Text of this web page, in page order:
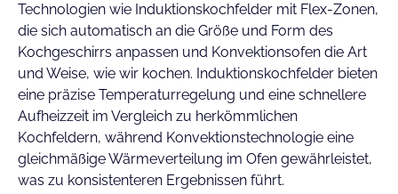
Technologien wie Induktionskochfelder mit Flex-Zonen,
die sich automatisch an die Größe und Form des
Kochgeschirrs anpassen und Konvektionsofen die Art
und Weise, wie wir kochen. Induktionskochfelder bieten
eine präzise Temperaturregelung und eine schnellere
Aufheizzeit im Vergleich zu herkömmlichen
Kochfeldern, während Konvektionstechnologie eine
gleichmäßige Wärmeverteilung im Ofen gewährleistet,
was zu konsistenteren Ergebnissen führt.